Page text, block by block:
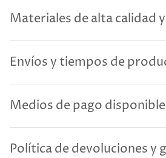
Materiales de alta calidad
Envíos y tiempos de
Medios de pago
Política de devoluciones y